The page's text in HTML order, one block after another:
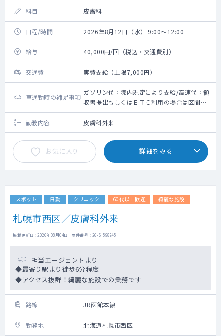
科目 皮膚科
日程/時間 2026年8月12日（水） 9:00～12:00
給与 40,000円/回（税込・交通費別）
交通費 実費支給（上限7,000円）
車通勤時の補足事項
ガソリン代：院内規定により支給/高速代：領
収書提出もしくはＥＴＣ利用の場合は区間の
申告必須（合わせて上限7,000円））
勤務内容
皮膚科外来
お気に入り 詳細をみる
スポット 日勤 クリニック 60代以上歓迎 綺麗な施設
札幌市西区／皮膚科外来
掲載更新日 : 2026年08月04日 案件番号 : 26-SI598245
担当エージェントより
◆最寄り駅より徒歩6分程度
◆アクセス抜群！綺麗な施設での業務です
路線 JR函館本線
勤務地 北海道札幌市西区